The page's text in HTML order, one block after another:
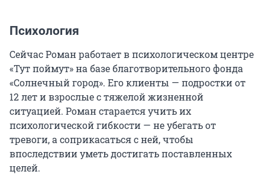
Психология
Сейчас Роман работает в психологическом центре
«Тут поймут» на базе благотворительного фонда
«Солнечный город». Его клиенты — подростки от
12 лет и взрослые с тяжелой жизненной
ситуацией. Роман старается учить их
психологической гибкости — не убегать от
тревоги, а соприкасаться с ней, чтобы
впоследствии уметь достигать поставленных
целей.